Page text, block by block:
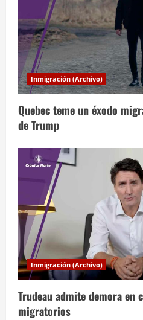
ó
n
d
e
e
n
t
a
d
a
s
Inmigración (Archivo)
Quebec teme un éxodo
de Trump
Inmigración (Archivo)
Trudeau admite demora en
migratorios